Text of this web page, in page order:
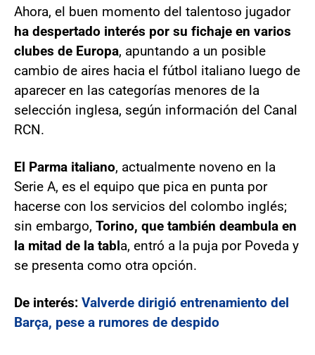
Ahora, el buen momento del talentoso jugador
ha despertado interés por su fichaje en varios
clubes de Europa, apuntando a un posible
cambio de aires hacia el fútbol italiano luego de
aparecer en las categorías menores de la
selección inglesa, según información del Canal
RCN.
El Parma italiano, actualmente noveno en la
Serie A, es el equipo que pica en punta por
hacerse con los servicios del colombo inglés;
sin embargo, Torino, que también deambula en
la mitad de la tabla, entró a la puja por Poveda y
se presenta como otra opción.
De interés: Valverde dirigió entrenamiento del
Barça, pese a rumores de despido